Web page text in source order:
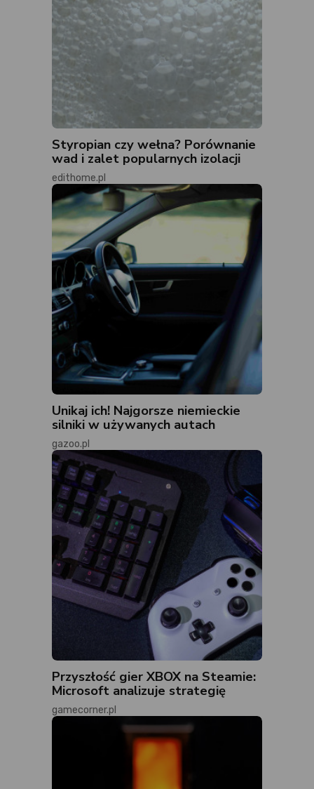
Styropian czy wełna? Porównanie
wad i zalet popularnych izolacji
edithome.pl
Unikaj ich! Najgorsze niemieckie
silniki w używanych autach
gazoo.pl
Przyszłość gier XBOX na Steamie:
Microsoft analizuje strategię
gamecorner.pl